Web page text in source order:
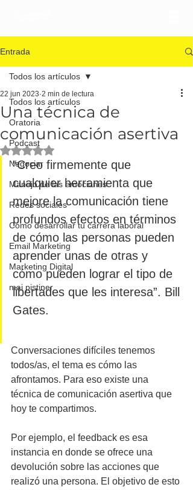
Entrada
Todos los artículos
Oratoria
Podcast
Negociar
Manejo de las emociones
Redes sociales
Cómo desarrollar tu carrera laboral
Email Marketing
Marketing Digital
mai pistiner
Todos los artículos
Una técnica de
comunicación asertiva
22 jun 2023 2 min de lectura
Obtuvo NaN de 5 estrellas.
“Creo firmemente que
cualquier herramienta que
mejore la comunicación tiene
profundos efectos en términos
de cómo las personas pueden
aprender unas de otras y
cómo pueden lograr el tipo de
libertades que les interesa”. Bill
Gates.
Conversaciones difíciles tenemos
todos/as, el tema es cómo las
afrontamos. Para eso existe una
técnica de comunicación asertiva que
hoy te compartimos.
Por ejemplo, el feedback es esa
instancia en donde se ofrece una
devolución sobre las acciones que
realizó una persona. El objetivo de esto